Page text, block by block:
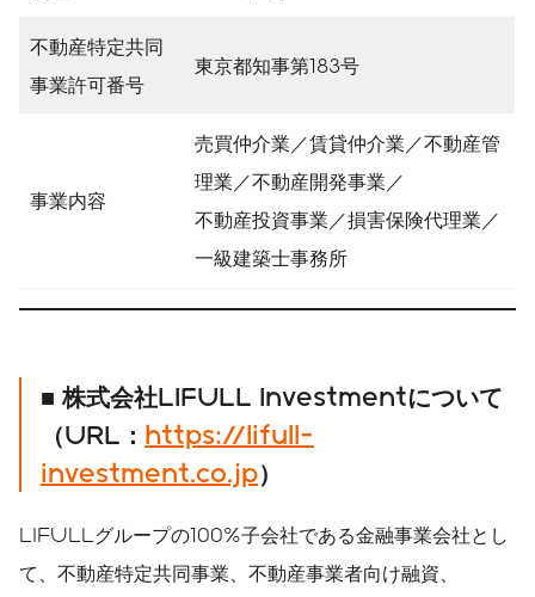
不動産特定共同
事業許可番号
東京都知事第183号
事業内容
売買仲介業／賃貸仲介業／不動産管
理業／不動産開発事業／
不動産投資事業／損害保険代理業／
一級建築士事務所
■ 株式会社LIFULL Investmentについて
（URL： https://lifull-
investment.co.jp）
LIFULLグループの100%子会社である金融事業会社とし
て、不動産特定共同事業、不動産事業者向け融資、